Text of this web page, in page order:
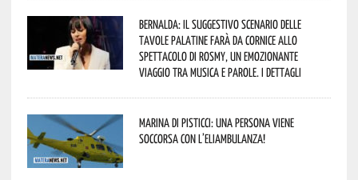
Bernalda: il suggestivo scenario delle
Tavole Palatine farà da cornice allo
spettacolo di Rosmy, un emozionante
viaggio tra musica e parole. I dettagli
Marina di Pisticci: una persona viene
soccorsa con l’eliambulanza!